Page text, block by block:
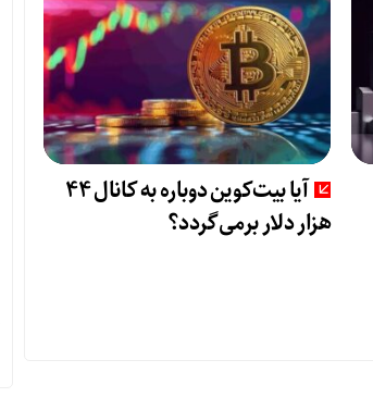
آیا بیت‌کوین دوباره به کانال ۴۴
هزار دلار برمی‌گردد؟